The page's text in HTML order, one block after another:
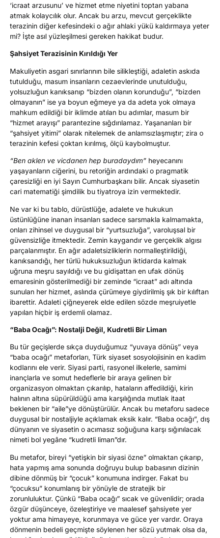
‘icraat arzusunu’ ve hizmet etme niyetini toptan yabana
atmak kolaycılık olur. Ancak bu arzu, mevcut gerçeklikte
terazinin diğer kefesindeki o ağır ahlaki yükü kaldırmaya yeter
mi? İşte asıl yüzleşilmesi gereken hakikat budur.
Şahsiyet Terazisinin Kırıldığı Yer
Makuliyetin asgari sınırlarının bile silikleştiği, adaletin askıda
tutulduğu, masum insanların cezaevlerinde unutulduğu,
yolsuzluğun kanıksanıp “bizden olanın korunduğu”, “bizden
olmayanın” ise ya boyun eğmeye ya da adeta yok olmaya
mahkum edildiği bir iklimde atılan bu adımlar, masum bir
“hizmet arayışı” parantezine sığdırılamaz. Yaşananları bir
“şahsiyet yitimi” olarak nitelemek de anlamsızlaşmıştır; zira o
terazinin kefesi çoktan kırılmış, ölçü kaybolmuştur.
“Ben aklen ve vicdanen hep buradaydım” heyecanını
yaşayanların ciğerini, bu retoriğin ardındaki o pragmatik
çaresizliği en iyi Sayın Cumhurbaşkanı bilir. Ancak siyasetin
cari matematiği şimdilik bu tiyatroya izin vermektedir.
Ne var ki bu tablo, dürüstlüğe, adalete ve hukukun
üstünlüğüne inanan insanları sadece sarsmakla kalmamakta,
onları zihinsel ve duygusal bir “yurtsuzluğa”, varoluşsal bir
güvensizliğe itmektedir. Zemin kaygandır ve gerçeklik algısı
parçalanmıştır. En ağır adaletsizliklerin normalleştirildiği,
kanıksandığı, her türlü hukuksuzluğun iktidarda kalmak
uğruna meşru sayıldığı ve bu gidişattan en ufak dönüş
emaresinin gösterilmediği bir zeminde “icraat” adı altında
sunulan her hizmet, aslında çürümeye giydirilmiş şık bir kılıftan
ibarettir. Adaleti çiğneyerek elde edilen sözde meşruiyetle
yapılan hiçbir iş erdemli olamaz.
“Baba Ocağı”: Nostalji Değil, Kudretli Bir Liman
Bu tür geçişlerde sıkça duyduğumuz “yuvaya dönüş” veya
“baba ocağı” metaforları, Türk siyaset sosyolojisinin en kadim
kodlarını ele verir. Siyasi parti, rasyonel ilkelerle, samimi
inançlarla ve somut hedeflerle bir araya gelinen bir
organizasyon olmaktan çıkarılıp, hataların affedildiği, kirin
halının altına süpürüldüğü ama karşılığında mutlak itaat
beklenen bir “aile”ye dönüştürülür. Ancak bu metaforu sadece
duygusal bir nostaljiyle açıklamak eksik kalır. “Baba ocağı”, dış
dünyanın ve siyasetin o acımasız soğuğuna karşı sığınılacak
nimeti bol yegâne “kudretli liman”dır.
Bu metafor, bireyi “yetişkin bir siyasi özne” olmaktan çıkarıp,
hata yapmış ama sonunda doğruyu bulup babasının dizinin
dibine dönmüş bir “çocuk” konumuna indirger. Fakat bu
“çocuksu” konumlanış bir yönüyle de stratejik bir
zorunluluktur. Çünkü “Baba ocağı” sıcak ve güvenlidir; orada
özgür düşünceye, özeleştiriye ve maalesef şahsiyete yer
yoktur ama himayeye, korunmaya ve güce yer vardır. Oraya
dönmenin bedeli geçmişte söylenen her sözü yutmak olsa da,